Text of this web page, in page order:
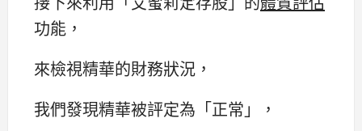
功能，
來檢視精華的財務狀況，
我們發現精華被評定為「正常」，